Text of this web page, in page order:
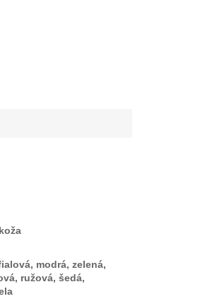
modrá, zelená,
ružová, šedá,